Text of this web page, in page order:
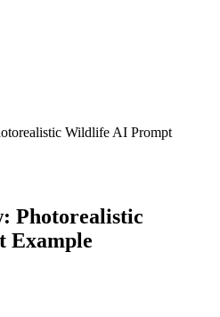
Wildlife AI Prompt
Photorealistic
Example